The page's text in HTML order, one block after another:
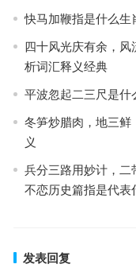
快马加鞭指是什么生
四十风光庆有余，
析词汇释义经典
平波忽起二三尺是什
冬笋炒腊肉，地三鲜
义
兵分三路用妙计，二
不恋历史篇指是代表
发表回复